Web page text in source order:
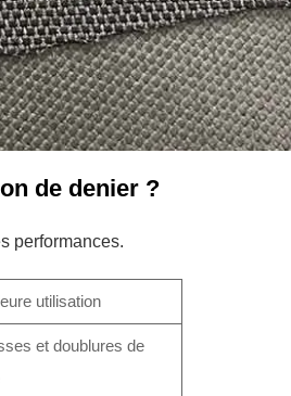
de denier ?
performances.
utilisation
et doublures de